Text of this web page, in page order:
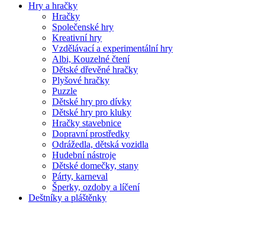
Hry a hračky
Hračky
Společenské hry
Kreativní hry
Vzdělávací a experimentální hry
Albi, Kouzelné čtení
Dětské dřevěné hračky
Plyšové hračky
Puzzle
Dětské hry pro dívky
Dětské hry pro kluky
Hračky stavebnice
Dopravní prostředky
Odrážedla, dětská vozidla
Hudební nástroje
Dětské domečky, stany
Párty, karneval
Šperky, ozdoby a líčení
Deštníky a pláštěnky